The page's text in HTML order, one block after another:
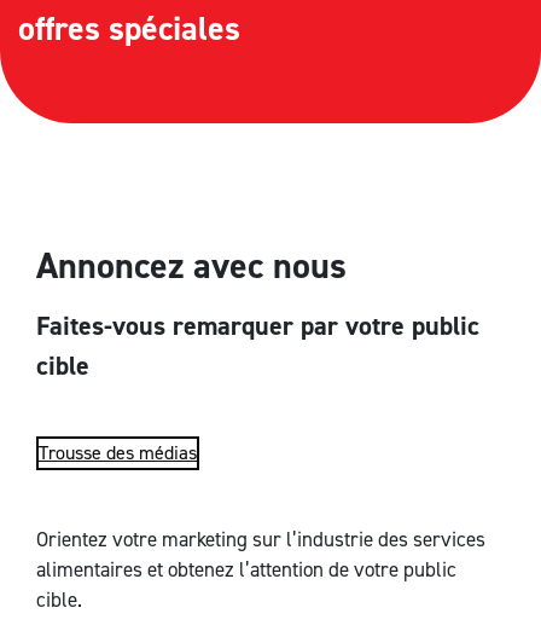
offres spéciales
Annoncez avec nous
Faites-vous remarquer par votre public
cible
Trousse des médias
Orientez votre marketing sur l’industrie des services
alimentaires et obtenez l’attention de votre public
cible.